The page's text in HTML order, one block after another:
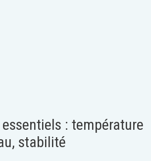
: température
stabilité